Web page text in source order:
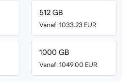
512 GB
Vanaf: 1033.23 EUR
1000 GB
Vanaf: 1049.00 EUR